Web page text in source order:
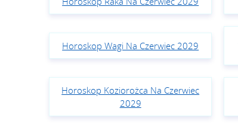
Horoskop Wagi Na Czerwiec 2029
Horoskop Koziorożca Na Czerwiec
2029